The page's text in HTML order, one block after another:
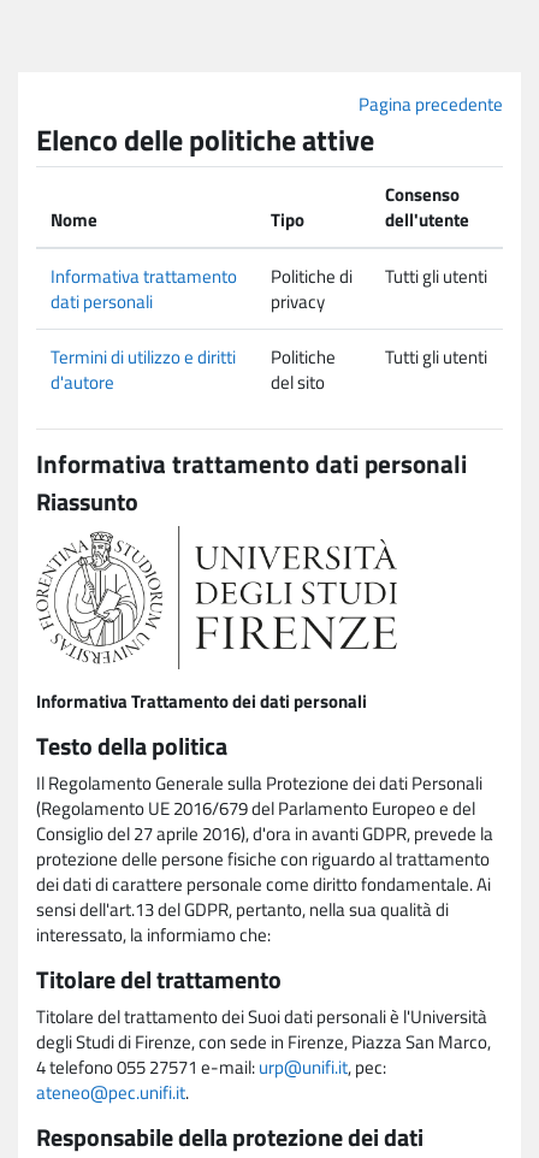
Pagina precedente
Elenco delle politiche attive
Nome Tipo
Consenso
dell'utente
Informativa trattamento
dati personali
Politiche di
privacy
Tutti gli utenti
Termini di utilizzo e diritti
d'autore
Politiche
del sito
Tutti gli utenti
Informativa trattamento dati personali
Riassunto
Informativa Trattamento dei dati personali
Testo della politica
Il Regolamento Generale sulla Protezione dei dati Personali
(Regolamento UE 2016/679 del Parlamento Europeo e del
Consiglio del 27 aprile 2016), d'ora in avanti GDPR, prevede la
protezione delle persone fisiche con riguardo al trattamento
dei dati di carattere personale come diritto fondamentale. Ai
sensi dell'art.13 del GDPR, pertanto, nella sua qualità di
interessato, la informiamo che:
Titolare del trattamento
Titolare del trattamento dei Suoi dati personali è l'Università
degli Studi di Firenze, con sede in Firenze, Piazza San Marco,
4 telefono 055 27571 e-mail:urp@unifi.it, pec:
ateneo@pec.unifi.it.
Responsabile della protezione dei dati